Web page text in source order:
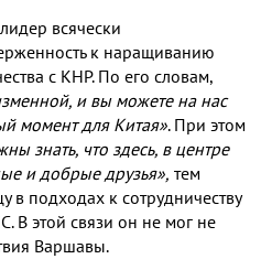
всячески
к наращиванию
с КНР. По его словам,
, и вы можете на нас
момент для Китая». При этом
знать, что здесь, в центре
и добрые друзья», тем
в подходах к сотрудничеству
. В этой связи он не мог не
Варшавы.